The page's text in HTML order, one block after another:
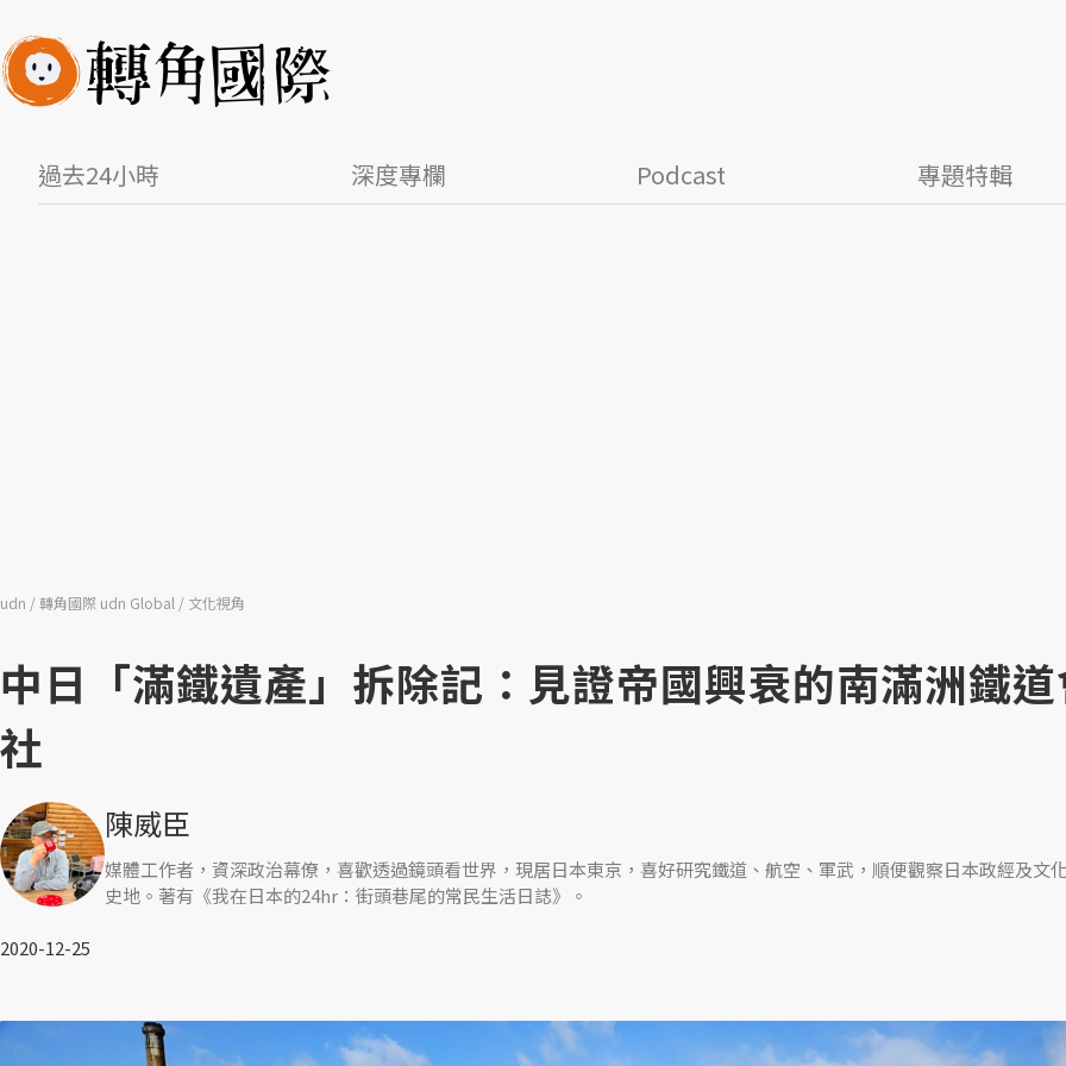
過去24小時 深度專欄 Podcast 專題特輯
udn 轉角國際 udn Global 文化視角
中日「滿鐵遺產」拆除記：見證帝國興衰的南滿洲鐵
社
陳威臣
媒體工作者，資深政治幕僚，喜歡透過鏡頭看世界，現居日本東京，喜好研究鐵道、航空、軍武，順便觀察日本政經及文
史地。著有《我在日本的24hr：街頭巷尾的常民生活日誌》。
2020-12-25